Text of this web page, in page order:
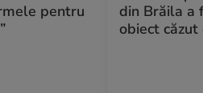
pentru
din Brăila a
obiect căzut